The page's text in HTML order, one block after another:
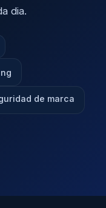
dia.
de marca